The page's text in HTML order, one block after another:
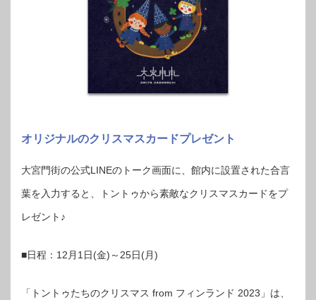
オリジナルのクリスマスカードプレゼント
大宮門街の公式LINEのトーク画面に、館内に設置された合言
葉を入力すると、トントゥから素敵なクリスマスカードをプ
レゼント♪
■日程：12月1日(金)～25日(月)
「トントゥたちのクリスマス from フィンランド 2023」は、